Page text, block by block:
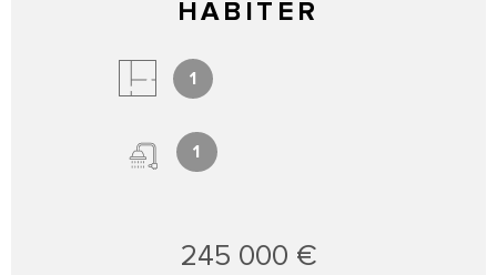
HABITER
1
1
245 000 €